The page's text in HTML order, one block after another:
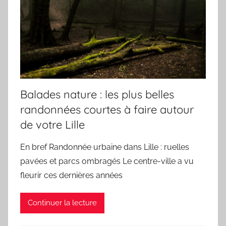
Balades nature : les plus belles
randonnées courtes à faire autour
de votre Lille
En bref Randonnée urbaine dans Lille : ruelles
pavées et parcs ombragés Le centre-ville a vu
fleurir ces dernières années
Continuer la lecture